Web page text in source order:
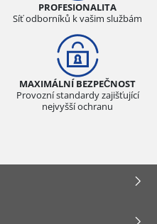
PROFESIONALITA
Síť odborníků k vašim službám
MAXIMÁLNÍ BEZPEČNOST
Provozní standardy zajišťující
nejvyšší ochranu